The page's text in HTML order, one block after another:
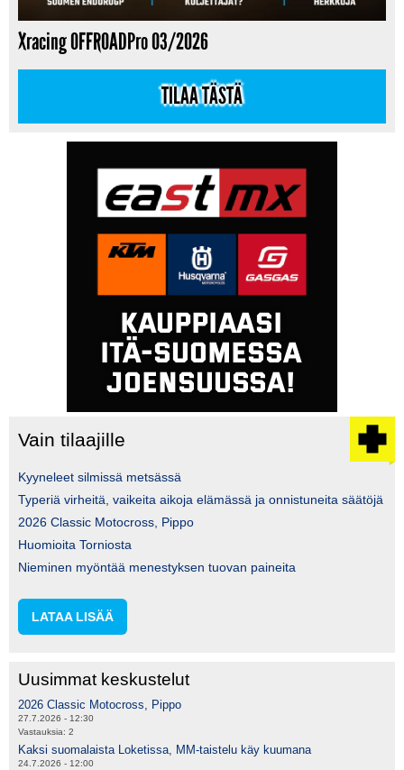
Xracing OFFROADPro 03/2026
TILAA TÄSTÄ
Vain tilaajille
Kyyneleet silmissä metsässä
Typeriä virheitä, vaikeita aikoja elämässä ja onnistuneita säätöjä
2026 Classic Motocross, Pippo
Huomioita Torniosta
Nieminen myöntää menestyksen tuovan paineita
LATAA LISÄÄ
Uusimmat keskustelut
2026 Classic Motocross, Pippo
27.7.2026 - 12:30
Vastauksia: 2
Kaksi suomalaista Loketissa, MM-taistelu käy kuumana
24.7.2026 - 12:00